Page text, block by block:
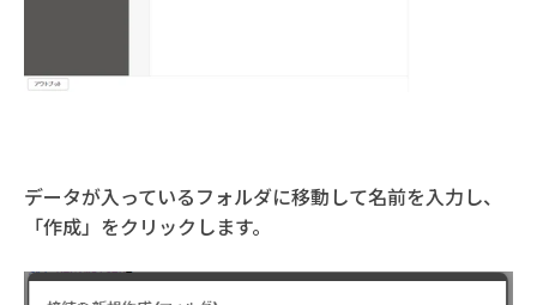
データが入っているフォルダに移動して名前を入力し、
「作成」をクリックします。